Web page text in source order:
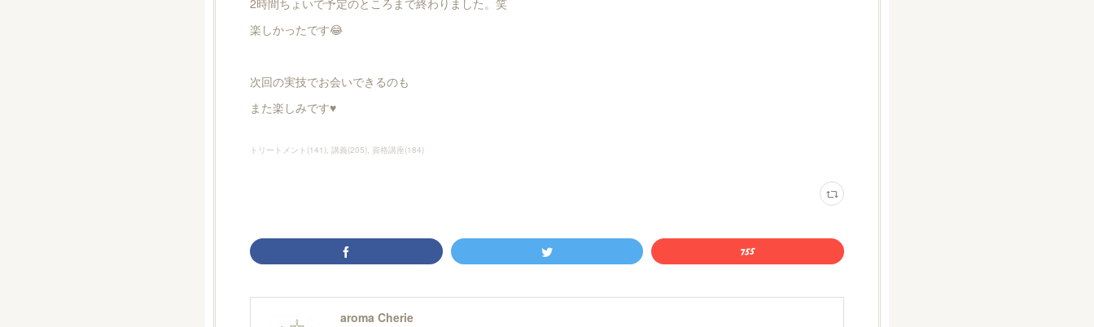
2時間ちょいで予定のところまで終わりました。笑
楽しかったです😂
次回の実技でお会いできるのも
また楽しみです♥️
トリートメント (141) 講義(205) 資格講座(184)
aroma Cherie